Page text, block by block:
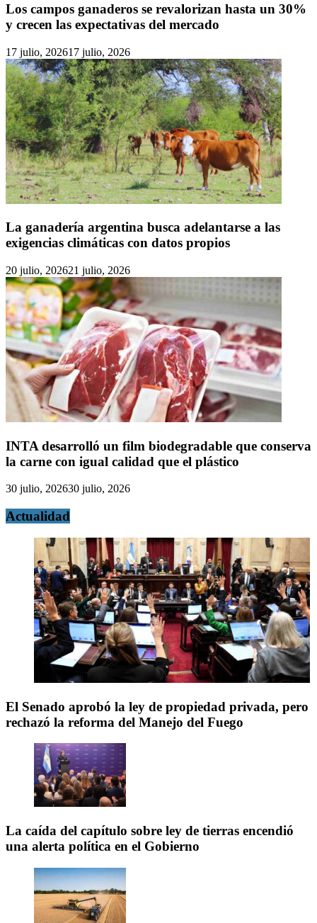
Los campos ganaderos se revalorizan hasta un 30%
y crecen las expectativas del mercado
17 julio, 202617 julio, 2026
La ganadería argentina busca adelantarse a las
exigencias climáticas con datos propios
20 julio, 202621 julio, 2026
INTA desarrolló un film biodegradable que conserva
la carne con igual calidad que el plástico
30 julio, 202630 julio, 2026
Actualidad
El Senado aprobó la ley de propiedad privada, pero
rechazó la reforma del Manejo del Fuego
La caída del capítulo sobre ley de tierras encendió
una alerta política en el Gobierno